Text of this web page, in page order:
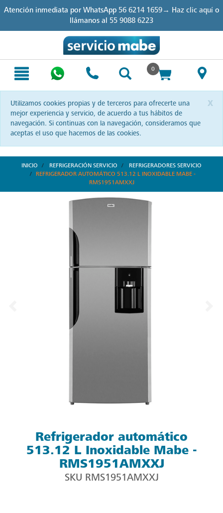
to
to
Atención inmediata por WhatsApp 56 6214 1659→ Haz clic aquío
llámanos al 55 9088 6223
0
x
Utilizamos cookies propias y de terceros para ofrecerte una
mejor experiencia y servicio, de acuerdo a tus hábitos de
navegación. Si continuas con la navegación, consideramos que
aceptas el uso que hacemos de las cookies.
INICIO REFRIGERACIÓN SERVICIO
REFRIGERADORES SERVICIO
REFRIGERADOR AUTOMÁTICO 513.12 L INOXIDABLE MABE -
RMS1951AMXXJ
Refrigerador automático
513.12 L Inoxidable Mabe -
RMS1951AMXXJ
SKU RMS1951AMXXJ